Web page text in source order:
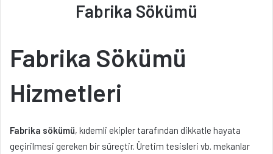
Fabrika Sökümü
Fabrika Sökümü
Hizmetleri
Fabrika sökümü, kıdemli ekipler tarafından dikkatle hayata
geçirilmesi gereken bir süreçtir. Üretim tesisleri vb. mekanlar